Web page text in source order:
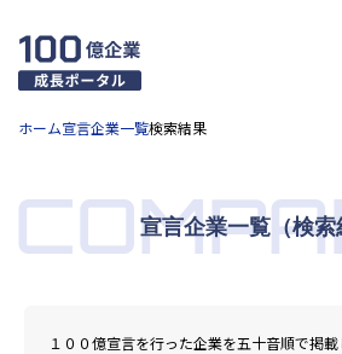
ホーム宣言企業一覧検索結果
宣言企業一覧（検索
１００億宣言を行った企業を五十音順で掲載